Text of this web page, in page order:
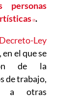
personas
Abre en
.
Ley
Abre en nueva
, en el que se
de la
de trabajo,
a otras